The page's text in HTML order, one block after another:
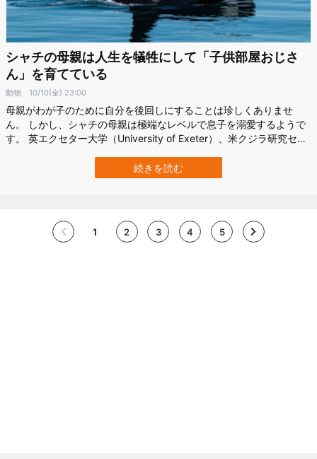
シャチの母親は人生を犠牲にして「子供部屋おじさ
ん」を育てている
動物 10/10(金) 23:00
母親がわが子のために自分を後回しにすることは珍しくありませ
ん。 しかし、シャチの母親は極端なレベルで息子を溺愛するようで
す。 英エクセター大学（University of Exeter）、米クジラ研究セン
の大人になった後でも、自らの新たな繁殖チャンスを犠牲にしてま
で世話をし続けることが明らかになったのです。 対照的に、成熟年
続きを読む
1 2 3 4 5